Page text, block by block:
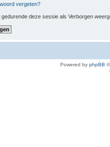
vergeten?
gedurende deze sessie als Verborgen
Powered by phpBB